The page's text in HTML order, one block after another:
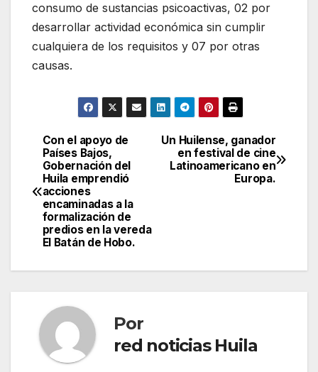
consumo de sustancias psicoactivas, 02 por
desarrollar actividad económica sin cumplir
cualquiera de los requisitos y 07 por otras
causas.
Navegación
de
entradas
Un Huilense, ganador
en festival de cine
Latinoamericano en
Europa.
Con el apoyo de
Países Bajos,
Gobernación del
Huila emprendió
acciones
encaminadas a la
formalización de
predios en la vereda
El Batán de Hobo.
Por
red noticias Huila